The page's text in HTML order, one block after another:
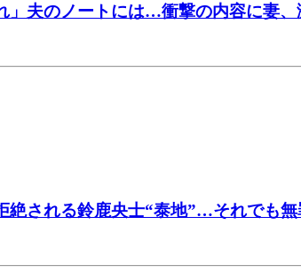
」夫のノートには…衝撃の内容に妻、
絶される鈴鹿央士“泰地”…それでも